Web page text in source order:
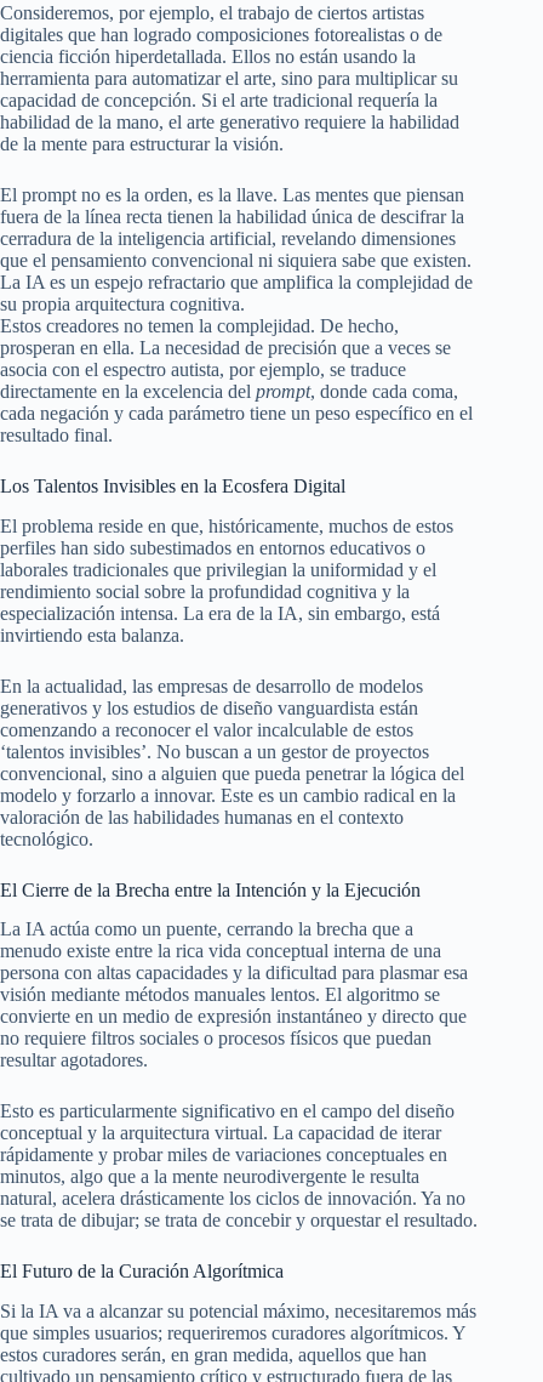
Consideremos, por ejemplo, el trabajo de ciertos artistas
digitales que han logrado composiciones fotorealistas o de
ciencia ficción hiperdetallada. Ellos no están usando la
herramienta para automatizar el arte, sino para multiplicar su
capacidad de concepción. Si el arte tradicional requería la
habilidad de la mano, el arte generativo requiere la habilidad
de la mente para estructurar la visión.
El prompt no es la orden, es la llave. Las mentes que piensan
fuera de la línea recta tienen la habilidad única de descifrar la
cerradura de la inteligencia artificial, revelando dimensiones
que el pensamiento convencional ni siquiera sabe que existen.
La IA es un espejo refractario que amplifica la complejidad de
su propia arquitectura cognitiva.
Estos creadores no temen la complejidad. De hecho,
prosperan en ella. La necesidad de precisión que a veces se
asocia con el espectro autista, por ejemplo, se traduce
directamente en la excelencia del prompt, donde cada coma,
cada negación y cada parámetro tiene un peso específico en el
resultado final.
Los Talentos Invisibles en la Ecosfera Digital
El problema reside en que, históricamente, muchos de estos
perfiles han sido subestimados en entornos educativos o
laborales tradicionales que privilegian la uniformidad y el
rendimiento social sobre la profundidad cognitiva y la
especialización intensa. La era de la IA, sin embargo, está
invirtiendo esta balanza.
En la actualidad, las empresas de desarrollo de modelos
generativos y los estudios de diseño vanguardista están
comenzando a reconocer el valor incalculable de estos
‘talentos invisibles’. No buscan a un gestor de proyectos
convencional, sino a alguien que pueda penetrar la lógica del
modelo y forzarlo a innovar. Este es un cambio radical en la
valoración de las habilidades humanas en el contexto
tecnológico.
El Cierre de la Brecha entre la Intención y la Ejecución
La IA actúa como un puente, cerrando la brecha que a
menudo existe entre la rica vida conceptual interna de una
persona con altas capacidades y la dificultad para plasmar esa
visión mediante métodos manuales lentos. El algoritmo se
convierte en un medio de expresión instantáneo y directo que
no requiere filtros sociales o procesos físicos que puedan
resultar agotadores.
Esto es particularmente significativo en el campo del diseño
conceptual y la arquitectura virtual. La capacidad de iterar
rápidamente y probar miles de variaciones conceptuales en
minutos, algo que a la mente neurodivergente le resulta
natural, acelera drásticamente los ciclos de innovación. Ya no
se trata de dibujar; se trata de concebir y orquestar el resultado.
El Futuro de la Curación Algorítmica
Si la IA va a alcanzar su potencial máximo, necesitaremos más
que simples usuarios; requeriremos curadores algorítmicos. Y
estos curadores serán, en gran medida, aquellos que han
cultivado un pensamiento crítico y estructurado fuera de las